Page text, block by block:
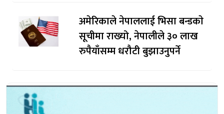
अमेरिकाले नेपाललाई भिसा बन्डकाे
सूचीमा राख्यो, नेपालीले ३० लाख
रुपैयाँसम्म धरौटी बुझाउनुपर्ने